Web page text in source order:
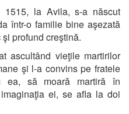
la Avila, s-a născut
într-o familie bine aşezată
profund creştină.
ascultând vieţile martirilor
şi l-a convins pe fratele
ea, să moară martiră în
imaginaţia ei, se afla la doi